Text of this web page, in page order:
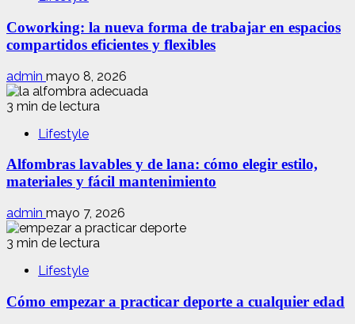
Coworking: la nueva forma de trabajar en espacios
compartidos eficientes y flexibles
admin mayo 8, 2026
3 min de lectura
Lifestyle
Alfombras lavables y de lana: cómo elegir estilo,
materiales y fácil mantenimiento
admin mayo 7, 2026
3 min de lectura
Lifestyle
Cómo empezar a practicar deporte a cualquier edad